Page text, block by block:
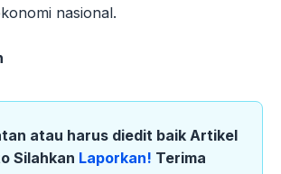
nasional.
atau harus diedit baik Artikel
Silahkan Laporkan! Terima